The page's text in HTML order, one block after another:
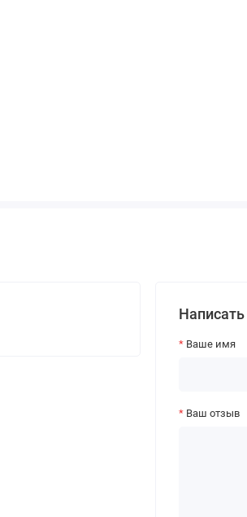
Ваше имя
Ваш отзыв